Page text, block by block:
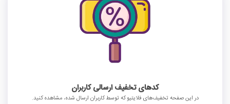
کدهای تخفیف ارسالی کاربران
در این صفحه تخفیف‌های فلایتیو که توسط کاربران ارسال شده، مشاهده کنید.